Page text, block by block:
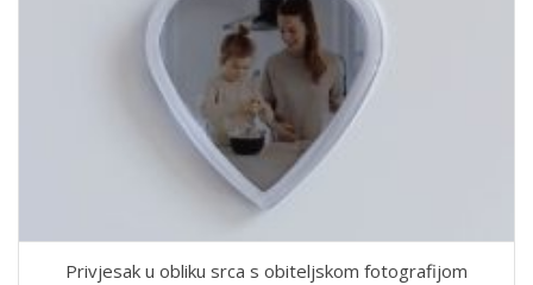
Privjesak u obliku srca s obiteljskom fotografijom